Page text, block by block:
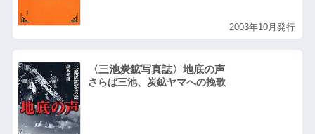
2003年10月発行
〈三池炭鉱写真誌〉地底の声
さらば三池、炭鉱ヤマへの挽歌